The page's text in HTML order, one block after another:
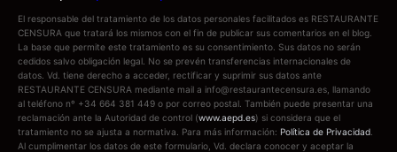
El responsable del tratamiento de los datos personales facilitados es RESTAURANTE
CENSURA que tratará los mismos con el fin de publicar sus comentarios en el blog.
La base que permite este tratamiento es su consentimiento. Sus datos no serán
cedidos salvo obligación legal. No se prevén transferencias internacionales de
datos. Vd. tiene derecho a acceder, rectificar y suprimir sus datos ante
RESTAURANTE CENSURA mediante mail a info@restaurantecensura.es, llamando
al teléfono nº +34 664 381 449 o por correo postal. También puede presentar una
reclamación ante la Autoridad de control (www.aepd.es) si considera que el
tratamiento no se ajusta a normativa. Para más información: Política de Privacidad
Al cumplimentar los datos de este formulario, Vd. declara conocer y aceptar la